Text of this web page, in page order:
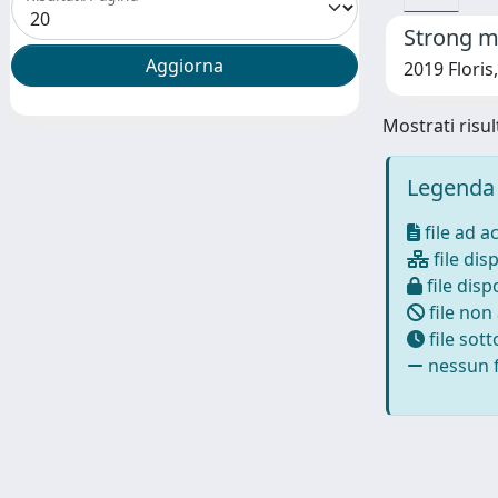
Strong
2019
Mostrati
file ad
file
file
file non
file
nessun